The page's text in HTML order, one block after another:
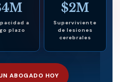
a
plazo
$2M
Superviviente
de lesiones
cerebrales
ABOGADO HOY